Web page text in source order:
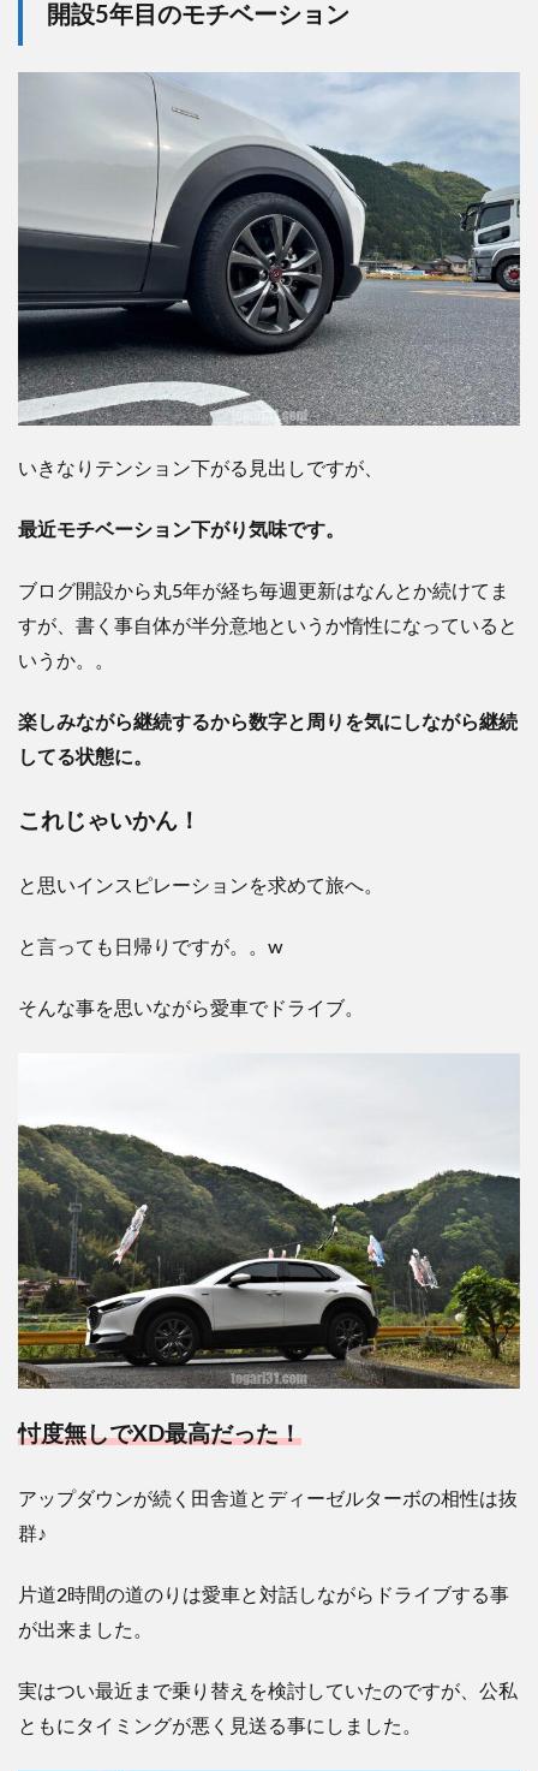
開設5年目のモチベーション
いきなりテンション下がる見出しですが、
最近モチベーション下がり気味です。
ブログ開設から丸5年が経ち毎週更新はなんとか続けてま
すが、書く事自体が半分意地というか惰性になっていると
いうか。。
楽しみながら継続するから数字と周りを気にしながら継続
してる状態に。
これじゃいかん！
と思いインスピレーションを求めて旅へ。
と言っても日帰りですが。。 w
そんな事を思いながら愛車でドライブ。
忖度無しでXD最高だった！
アップダウンが続く田舎道とディーゼルターボの相性は抜
群♪
片道2時間の道のりは愛車と対話しながらドライブする事
が出来ました。
実はつい最近まで乗り替えを検討していたのですが、公私
ともにタイミングが悪く見送る事にしました。